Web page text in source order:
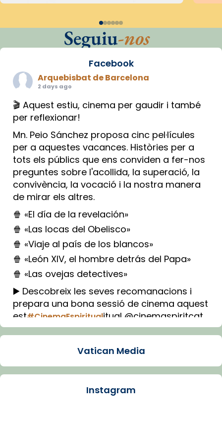
Seguiu-nos
Facebook
Arquebisbat de Barcelona
2 days ago
🎬 Aquest estiu, cinema per gaudir i també
per reflexionar!
Mn. Peio Sánchez proposa cinc pel·lícules
per a aquestes vacances. Històries per a
tots els públics que ens conviden a fer-nos
preguntes sobre l'acollida, la superació, la
convivència, la vocació i la nostra manera
de mirar els altres.
🍿 «El día de la revelación»
🍿 «Las locas del Obelisco»
🍿 «Viaje al país de los blancos»
🍿 «León XIV, el hombre detrás del Papa»
🍿 «Las ovejas detectives»
▶️ Descobreix les seves recomanacions i
prepara una bona sessió de cinema aquest
est#CinemaEspiritualitual @cinemaspiritcat
Imatge: Generada amb IA (OpenAI)
Arquebisbat de Barcelona
Vatican Media
Instagram